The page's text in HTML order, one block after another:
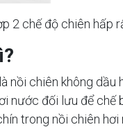
2 chế độ chiên hấp
nồi chiên không dầu
nước đối lưu để chế
trong nồi chiên